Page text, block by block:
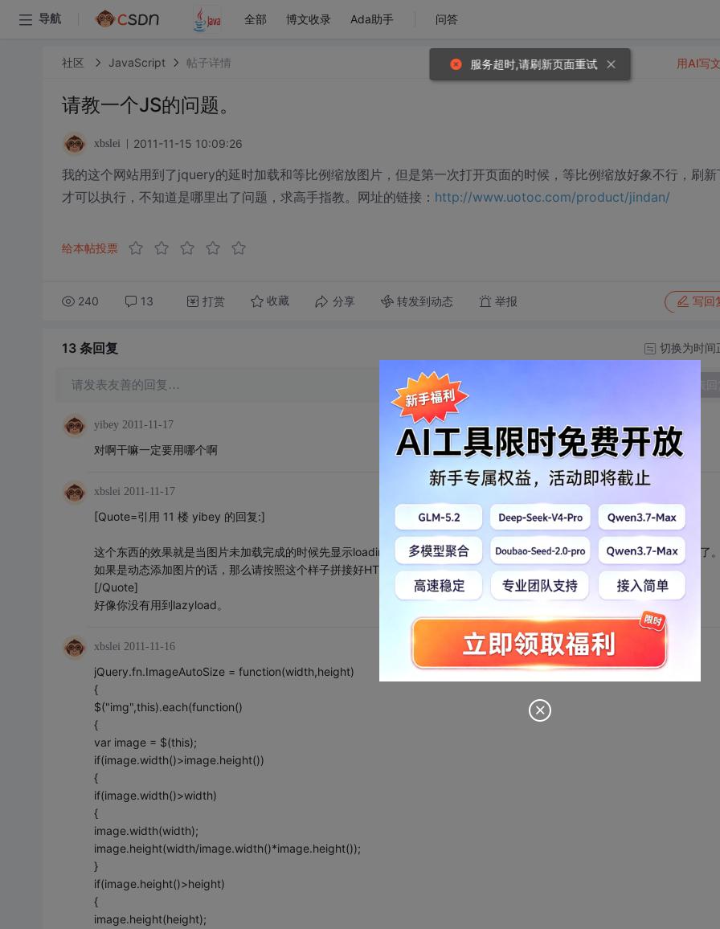
导航 全部 博文收录 Ada助手 问答
社区 JavaScript 帖子详情
请教一个JS的问题。
xbslei 2011-11-15 10:09:26
我的这个网站用到了jquery的延时加载和等比例缩放图片，但是第一次打开页面的时候，等比例缩放好象不行，刷新
才可以执行，不知道是哪里出了问题，求高手指教。网址的链接： http://www.uotoc.com/product/jindan/
给本帖投票
240 13 打赏 收藏 分享 转发到动态 举报 写回
用AI写
13 条回复 切换为时间
请发表友善的回复…
yibey 2011-11-17
对啊干嘛一定要用哪个啊
xbslei 2011-11-17
[Quote=引用 11 楼 yibey 的回复:]
这个东西的效果就是当图片未加载完成的时候先显示loading这个图片，然后当图片加载结束后loading这个图片标签被隐藏了
如果是动态添加图片的话，那么请按照这个样子拼接好HTML就可以了
[/Quote]
好像你没有用到lazyload。
xbslei 2011-11-16
jQuery.fn.ImageAutoSize = function(width,height)
{
$("img",this).each(function()
{
var image = $(this);
if(image.width()>image.height())
{
if(image.width()>width)
{
image.width(width);
image.height(width/image.width()*image.height());
}
if(image.height()>height)
{
image.height(height);
服务超时,请刷新页面重试